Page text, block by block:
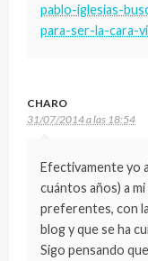
pablo-iglesias-
para-ser-la-cara-
CHARO
31/07/2014 a las 18:54
Efectivamente yo
cuántos años) a
preferentes, con
blog y que se ha
Sigo pensando